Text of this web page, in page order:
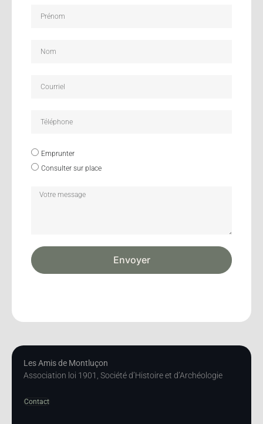
Emprunter
Consulter sur place
Envoyer
Les Amis de Montluçon
Association loi 1901, Société d’Histoire et d’Archéologie
Contact